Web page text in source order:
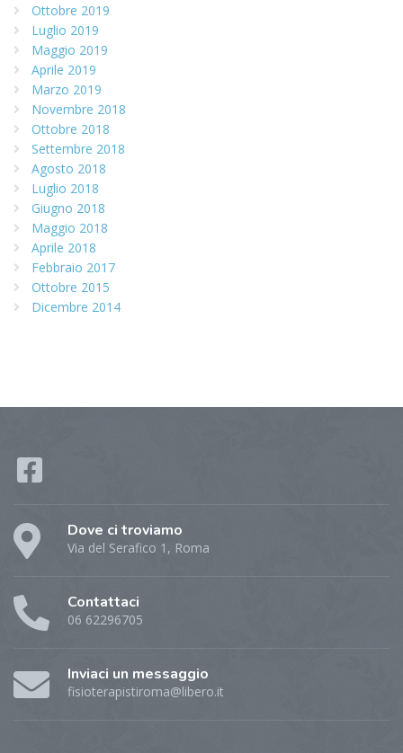
Ottobre 2019
Luglio 2019
Maggio 2019
Aprile 2019
Marzo 2019
Novembre 2018
Ottobre 2018
Settembre 2018
Agosto 2018
Luglio 2018
Giugno 2018
Maggio 2018
Aprile 2018
Febbraio 2017
Ottobre 2015
Dicembre 2014
Dove ci troviamo
Via del Serafico 1, Roma
Contattaci
06 62296705
Inviaci un messaggio
fisioterapistiroma@libero.it